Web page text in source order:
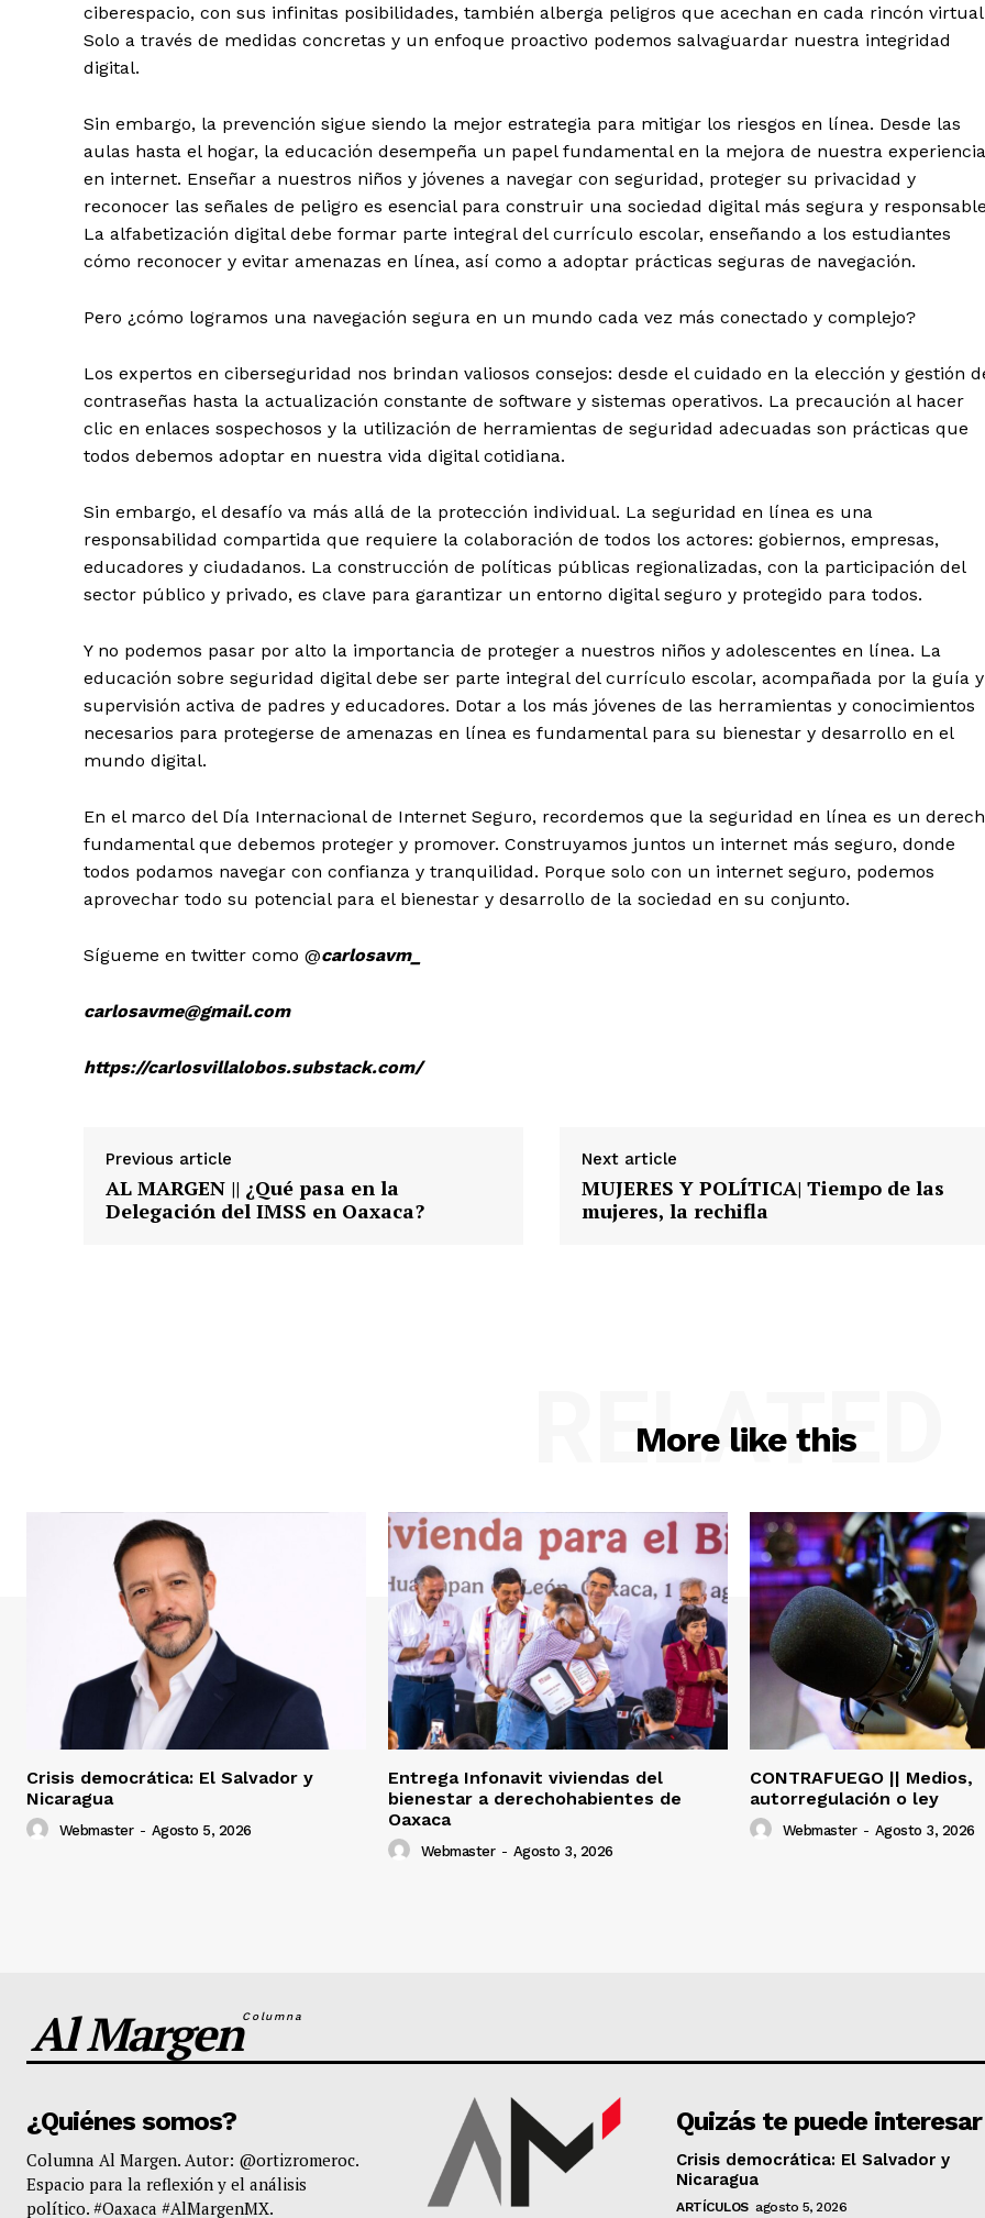
ciberespacio, con sus infinitas posibilidades, también alberga peligros que acechan en cada rincón
Solo a través de medidas concretas y un enfoque proactivo podemos salvaguardar nuestra integridad
digital.
Sin embargo, la prevención sigue siendo la mejor estrategia para mitigar los riesgos en línea. Desde las
aulas hasta el hogar, la educación desempeña un papel fundamental en la mejora de nuestra experiencia
en internet. Enseñar a nuestros niños y jóvenes a navegar con seguridad, proteger su privacidad y
reconocer las señales de peligro es esencial para construir una sociedad digital más segura y
La alfabetización digital debe formar parte integral del currículo escolar, enseñando a los estudiantes
cómo reconocer y evitar amenazas en línea, así como a adoptar prácticas seguras de navegación.
Pero ¿cómo logramos una navegación segura en un mundo cada vez más conectado y complejo?
Los expertos en ciberseguridad nos brindan valiosos consejos: desde el cuidado en la elección y gestión
contraseñas hasta la actualización constante de software y sistemas operativos. La precaución al hacer
clic en enlaces sospechosos y la utilización de herramientas de seguridad adecuadas son prácticas que
todos debemos adoptar en nuestra vida digital cotidiana.
Sin embargo, el desafío va más allá de la protección individual. La seguridad en línea es una
responsabilidad compartida que requiere la colaboración de todos los actores: gobiernos, empresas,
educadores y ciudadanos. La construcción de políticas públicas regionalizadas, con la participación del
sector público y privado, es clave para garantizar un entorno digital seguro y protegido para todos.
Y no podemos pasar por alto la importancia de proteger a nuestros niños y adolescentes en línea. La
educación sobre seguridad digital debe ser parte integral del currículo escolar, acompañada por la guía y
supervisión activa de padres y educadores. Dotar a los más jóvenes de las herramientas y conocimientos
necesarios para protegerse de amenazas en línea es fundamental para su bienestar y desarrollo en el
mundo digital.
En el marco del Día Internacional de Internet Seguro, recordemos que la seguridad en línea es un
fundamental que debemos proteger y promover. Construyamos juntos un internet más seguro, donde
todos podamos navegar con confianza y tranquilidad. Porque solo con un internet seguro, podemos
aprovechar todo su potencial para el bienestar y desarrollo de la sociedad en su conjunto.
Sígueme en twitter como @carlosavm_
carlosavme@gmail.com
https://carlosvillalobos.substack.com/
Previous article
AL MARGEN || ¿Qué pasa en la
Delegación del IMSS en Oaxaca?
Next article
MUJERES Y POLÍTICA| Tiempo de las
mujeres, la rechifla
More like this
RELATED
Crisis democrática: El Salvador y
Nicaragua
Webmaster - Agosto 5, 2026
Entrega Infonavit viviendas del
bienestar a derechohabientes de
Oaxaca
Webmaster - Agosto 3, 2026
CONTRAFUEGO || Medios,
autorregulación o ley
Webmaster - Agosto 3, 2026
Al MargenColumna
¿Quiénes somos?
Columna Al Margen. Autor: @ortizromeroc.
Espacio para la reflexión y el análisis
político. #Oaxaca #AlMargenMX.
Quizás te puede interesar
Crisis democrática: El Salvador y
Nicaragua
ARTÍCULOS agosto 5, 2026